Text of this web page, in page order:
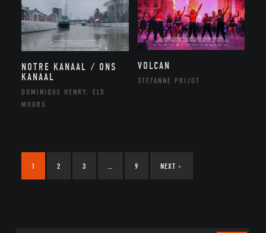
NOTRE KANAAL / ONS
KANAAL
DOMINIQUE HENRY, ELS
MOORS
VOLCAN
STÉFANNE PRIJOT
1 2 3 9 NEXT ›